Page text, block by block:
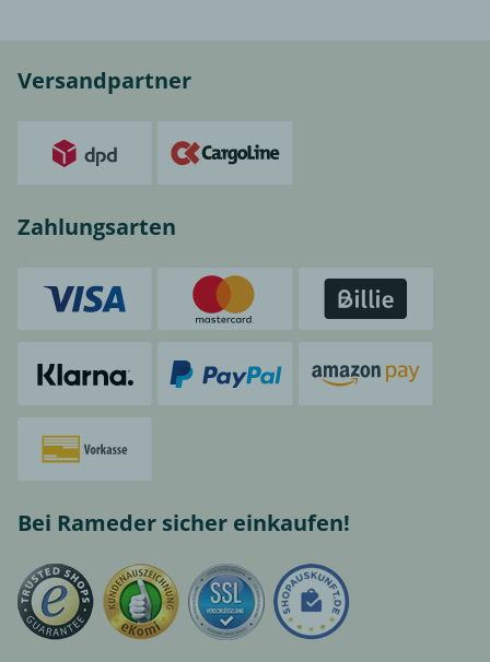
Versandpartner
Zahlungsarten
Bei Rameder sicher einkaufen!